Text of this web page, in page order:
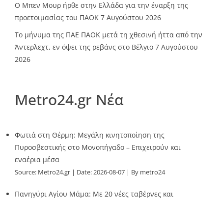
O Mπεν Μουρ ήρθε στην Ελλάδα για την έναρξη της
προετοιμασίας του ΠΑΟΚ 7 Αυγούστου 2026
Το μήνυμα της ΠΑΕ ΠΑΟΚ μετά τη χθεσινή ήττα από την
Άντερλεχτ, εν όψει της ρεβάνς στο Βέλγιο 7 Αυγούστου
2026
Metro24.gr Νέα
Φωτιά στη Θέρμη: Μεγάλη κινητοποίηση της
Πυροσβεστικής στο Μονοπήγαδο – Επιχειρούν και
εναέρια μέσα
Source: Metro24.gr Date: 2026-08-07 By metro24
Πανηγύρι Αγίου Μάμα: Με 20 νέες ταβέρνες και